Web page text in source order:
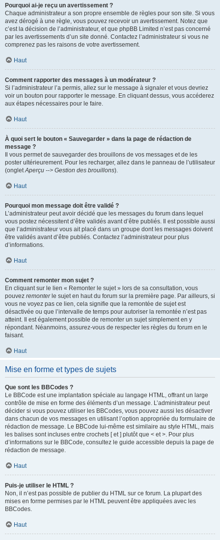
Pourquoi ai-je reçu un avertissement ?
Chaque administrateur a son propre ensemble de règles pour son site. Si vous
avez dérogé à une règle, vous pouvez recevoir un avertissement. Notez que
c’est la décision de l’administrateur, et que phpBB Limited n’est pas concerné
par les avertissements d’un site donné. Contactez l’administrateur si vous ne
comprenez pas les raisons de votre avertissement.
Haut
Comment rapporter des messages à un modérateur ?
Si l’administrateur l’a permis, allez sur le message à signaler et vous devriez
voir un bouton pour rapporter le message. En cliquant dessus, vous accéderez
aux étapes nécessaires pour le faire.
Haut
À quoi sert le bouton « Sauvegarder » dans la page de rédaction de
message ?
Il vous permet de sauvegarder des brouillons de vos messages et de les
poster ultérieurement. Pour les recharger, allez dans le panneau de l’utilisateur
(ongletAperçu --> Gestion des brouillons).
Haut
Pourquoi mon message doit être validé ?
L’administrateur peut avoir décidé que les messages du forum dans lequel
vous postez nécessitent d’être validés avant d’être publiés. Il est possible aussi
que l’administrateur vous ait placé dans un groupe dont les messages doivent
être validés avant d’être publiés. Contactez l’administrateur pour plus
d’informations.
Haut
Comment remonter mon sujet ?
En cliquant sur le lien « Remonter le sujet » lors de sa consultation, vous
pouvez remonterle sujet en haut du forum sur la première page. Par ailleurs, si
vous ne voyez pas ce lien, cela signifie que la remontée de sujet est
désactivée ou que l’intervalle de temps pour autoriser la remontée n’est pas
atteint. Il est également possible de remonter un sujet simplement en y
répondant. Néanmoins, assurez-vous de respecter les règles du forum en le
faisant.
Haut
Mise en forme et types de sujets
Que sont les BBCodes ?
Le BBCode est une implantation spéciale au langage HTML, offrant un large
contrôle de mise en forme des éléments d’un message. L’administrateur peut
décider si vous pouvez utiliser les BBCodes, vous pouvez aussi les désactiver
dans chacun de vos messages en utilisant l’option appropriée du formulaire de
rédaction de message. Le BBCode lui-même est similaire au style HTML, mais
les balises sont incluses entre crochets [ et ] plutôt que < et >. Pour plus
d’informations sur le BBCode, consultez le guide accessible depuis la page de
rédaction de message.
Haut
Puis-je utiliser le HTML ?
Non, il n’est pas possible de publier du HTML sur ce forum. La plupart des
mises en forme permises par le HTML peuvent être appliquées avec les
BBCodes.
Haut